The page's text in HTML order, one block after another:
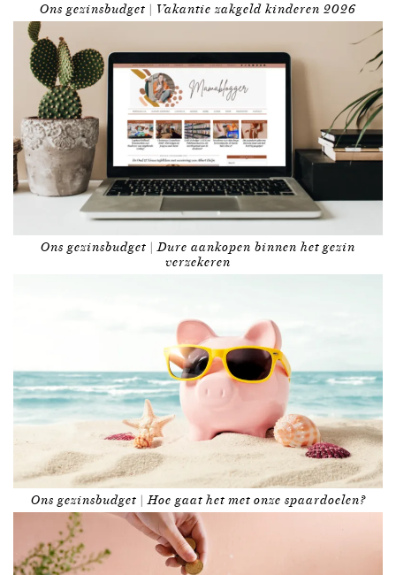
Ons gezinsbudget | Vakantie zakgeld kinderen 2026
Ons gezinsbudget | Dure aankopen binnen het gezin
verzekeren
Ons gezinsbudget | Hoe gaat het met onze spaardoelen?